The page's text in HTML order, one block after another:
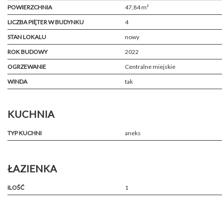
POWIERZCHNIA
47,84 m²
LICZBA PIĘTER W BUDYNKU
4
STAN LOKALU
nowy
ROK BUDOWY
2022
OGRZEWANIE
Centralne miejskie
WINDA
tak
KUCHNIA
TYP KUCHNI aneks
ŁAZIENKA
ILOŚĆ 1